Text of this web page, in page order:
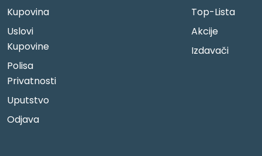
Kupovina
Uslovi
Kupovine
Polisa
Privatnosti
Uputstvo
Odjava
Top-Lista
Akcije
Izdavači